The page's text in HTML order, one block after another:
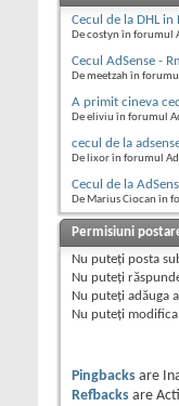
Cecul de la DHL
De costyn în forumul
Cecul AdSense -
De meetzah în
A primit cineva
De eliviu în forumul
cecul de la
De lixor în forumul
Cecul de la
De Marius Ciocan în
Permisiuni
Nu puteţi posta
Nu puteţi
Nu puteţi adăuga
Nu puteţi
Pingbacks are
Refbacks are